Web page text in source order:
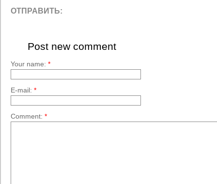
ОТПРАВИТЬ:
Post new comment
Your name: *
E-mail: *
Comment: *